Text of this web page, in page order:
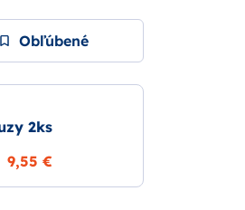
Obľúbené
2ks
9,55 €